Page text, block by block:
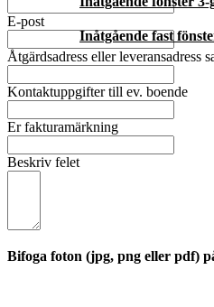
Inåtgående fast
E-post
Åtgärdsadress eller leveransadress
Kontaktuppgifter till ev. boende
Er fakturamärkning
Beskriv felet
Bifoga foton (jpg, png eller pdf)